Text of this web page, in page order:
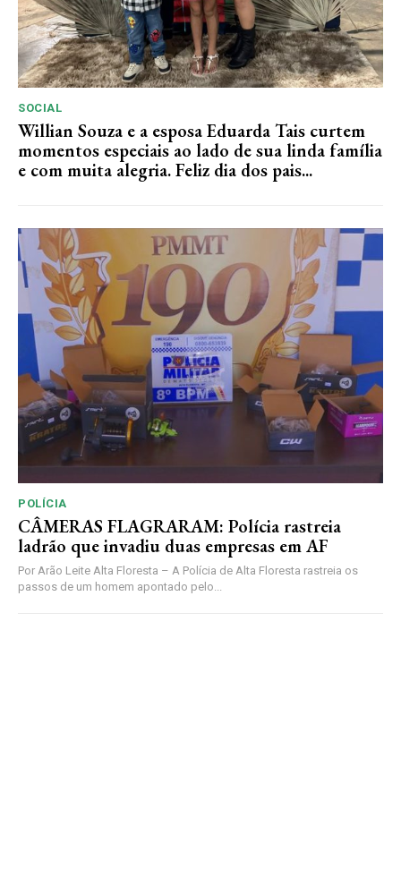
SOCIAL
Willian Souza e a esposa Eduarda Tais curtem
momentos especiais ao lado de sua linda família
e com muita alegria. Feliz dia dos pais...
POLÍCIA
CÂMERAS FLAGRARAM: Polícia rastreia
ladrão que invadiu duas empresas em AF
Por Arão Leite Alta Floresta – A Polícia de Alta Floresta rastreia os
passos de um homem apontado pelo...